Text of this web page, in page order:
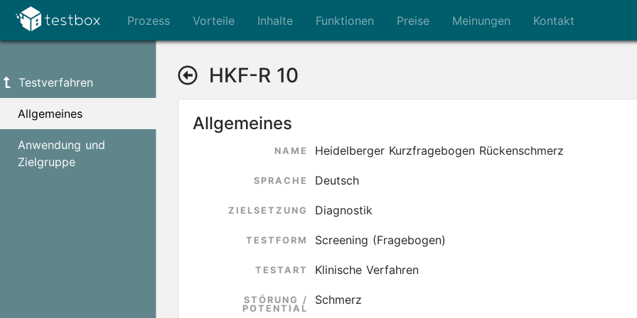
Prozess Vorteile Inhalte Funktionen Preise Meinungen Kontakt
Testverfahren
Allgemeines
Anwendung und
Zielgruppe
HKF-R 10
Allgemeines
NAME Heidelberger Kurzfragebogen Rückenschmerz
SPRACHE Deutsch
ZIELSETZUNG Diagnostik
TESTFORM Screening (Fragebogen)
TESTART Klinische Verfahren
STÖRUNG /
POTENTIAL
Schmerz